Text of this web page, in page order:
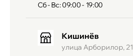
Сб - Вс: 09:00 - 19:00
Кишинёв
улица Арборилор, 21